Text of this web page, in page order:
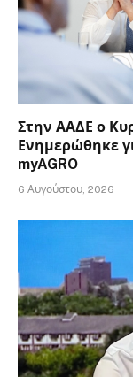
Στην ΑΑΔΕ ο
Ενημερώθηκε
myAGRO
6 Αυγούστου, 2026